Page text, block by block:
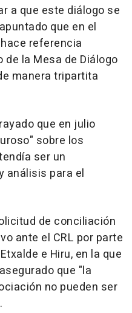
a que este diálogo se
que en el
referencia
la Mesa de Diálogo
manera tripartita
que en julio
sobre los
ser un
análisis para el
de conciliación
ante el CRL por parte
e Hiru, en la que
que "la
no pueden ser